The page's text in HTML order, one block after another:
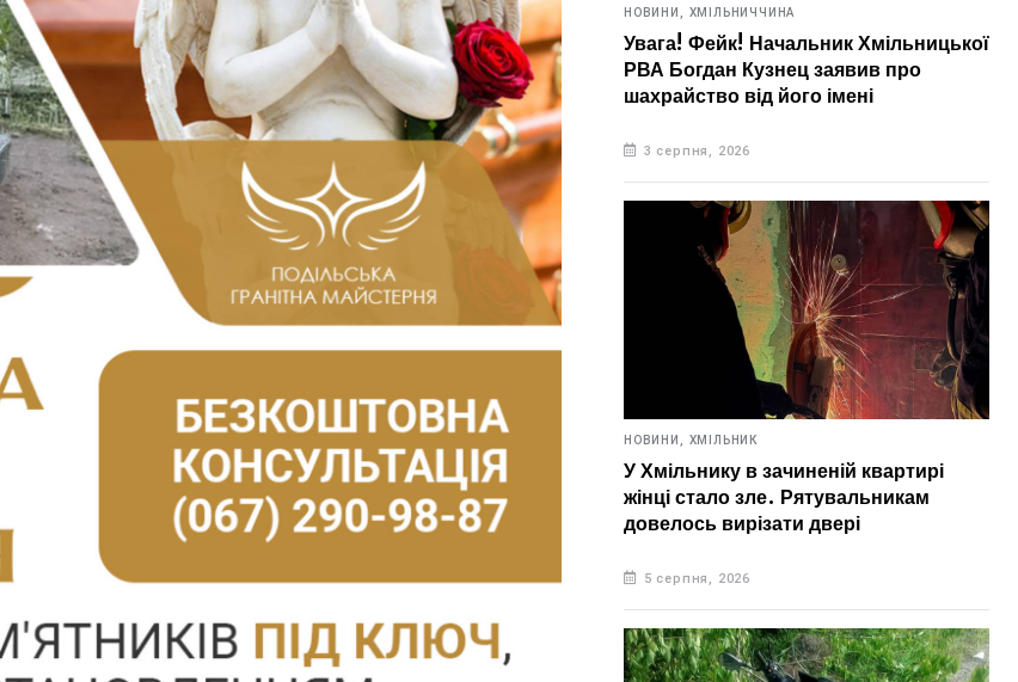
НОВИНИ, ХМІЛЬНИЧЧИНА
Увага! Фейк! Начальник Хмільницької
РВА Богдан Кузнец заявив про
шахрайство від його імені
3 серпня, 2026
НОВИНИ, ХМІЛЬНИК
У Хмільнику в зачиненій квартирі
жінці стало зле. Рятувальникам
довелось вирізати двері
5 серпня, 2026